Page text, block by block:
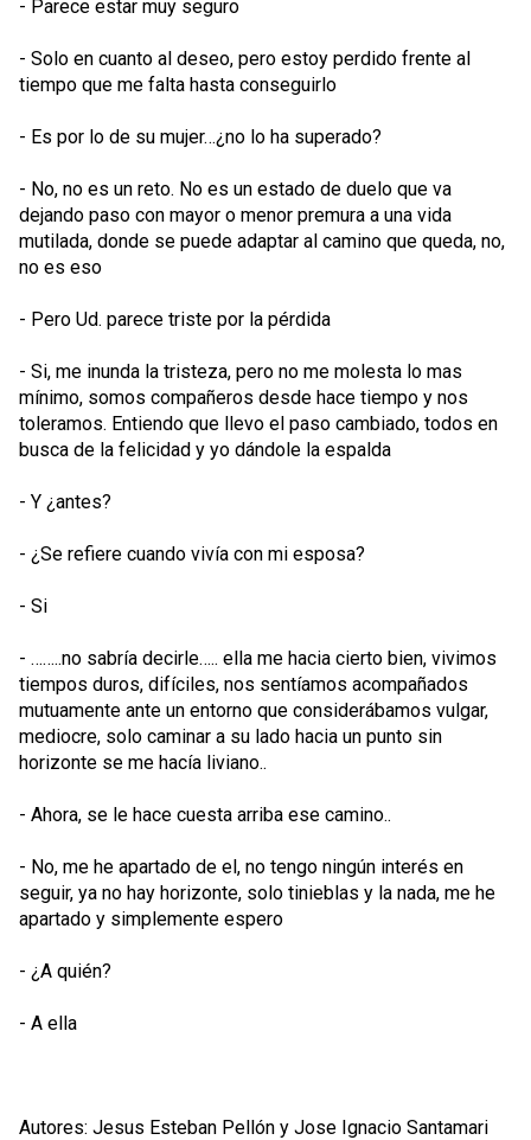
- Parece estar muy seguro
- Solo en cuanto al deseo, pero estoy perdido frente al
tiempo que me falta hasta conseguirlo
- Es por lo de su mujer…¿no lo ha superado?
- No, no es un reto. No es un estado de duelo que va
dejando paso con mayor o menor premura a una vida
mutilada, donde se puede adaptar al camino que queda, no,
no es eso
- Pero Ud. parece triste por la pérdida
- Si, me inunda la tristeza, pero no me molesta lo mas
mínimo, somos compañeros desde hace tiempo y nos
toleramos. Entiendo que llevo el paso cambiado, todos en
busca de la felicidad y yo dándole la espalda
- Y ¿antes?
- ¿Se refiere cuando vivía con mi esposa?
- Si
- ……..no sabría decirle….. ella me hacia cierto bien, vivimos
tiempos duros, difíciles, nos sentíamos acompañados
mutuamente ante un entorno que considerábamos vulgar,
mediocre, solo caminar a su lado hacia un punto sin
horizonte se me hacía liviano..
- Ahora, se le hace cuesta arriba ese camino..
- No, me he apartado de el, no tengo ningún interés en
seguir, ya no hay horizonte, solo tinieblas y la nada, me he
apartado y simplemente espero
- ¿A quién?
- A ella
Autores: Jesus Esteban Pellón y Jose Ignacio Santamari